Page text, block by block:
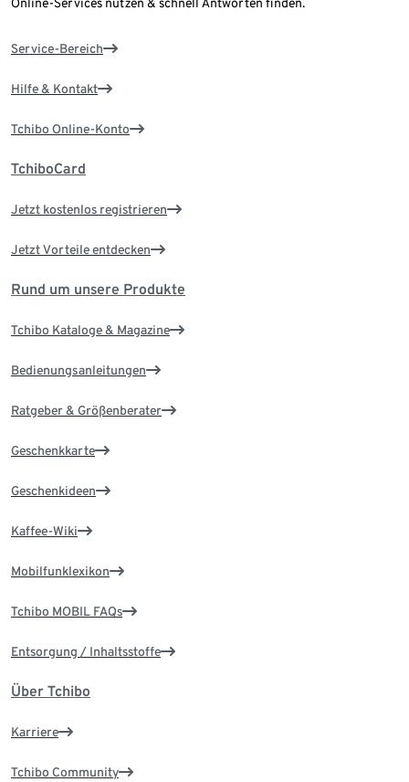
Online-Services nutzen & schnell Antworten finden.
Service-Bereich
Hilfe & Kontakt
Tchibo Online-Konto
TchiboCard
Jetzt kostenlos registrieren
Jetzt Vorteile entdecken
Rund um unsere Produkte
Tchibo Kataloge & Magazine
Bedienungsanleitungen
Ratgeber & Größenberater
Geschenkkarte
Geschenkideen
Kaffee-Wiki
Mobilfunklexikon
Tchibo MOBIL FAQs
Entsorgung / Inhaltsstoffe
Über Tchibo
Karriere
Tchibo Community